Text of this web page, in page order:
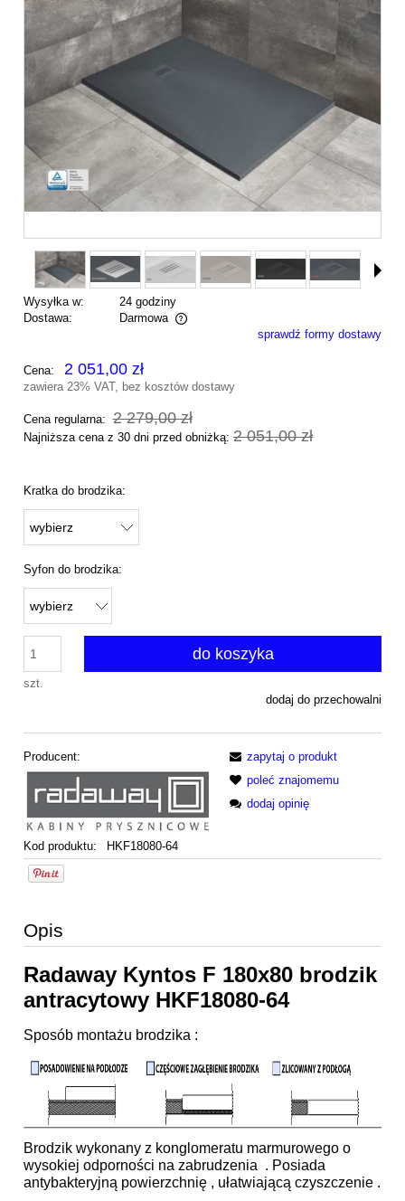
Wysyłka w:
24 godziny
Dostawa:
Darmowa
Cena nie zawiera ewentualnych kosztów płatnościsprawdź formy dostawy
Cena: 2 051,00 zł
zawiera 23% VAT, bez kosztów dostawy
Cena regularna: 2 279,00 zł
Najniższa cena z 30 dni przed obniżką: 2 051,00 zł
Kratka do brodzika:
Syfon do brodzika:
szt.
do koszyka
dodaj do przechowalni
Producent:
Kod produktu: HKF18080-64
zapytaj o produkt
poleć znajomemu
dodaj opinię
Opis
Radaway Kyntos F 180x80 brodzik
antracytowy HKF18080-64
Sposób montażu brodzika :
Brodzik wykonany z konglomeratu marmurowego o
wysokiej odporności na zabrudzenia . Posiada
antybakteryjną powierzchnię , ułatwiającą czyszczenie .